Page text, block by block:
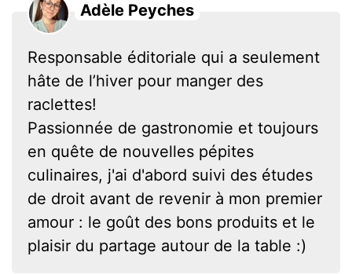
Adèle Peyches
Responsable éditoriale qui a seulement
hâte de l’hiver pour manger des
raclettes!
Passionnée de gastronomie et toujours
en quête de nouvelles pépites
culinaires, j'ai d'abord suivi des études
de droit avant de revenir à mon premier
amour : le goût des bons produits et le
plaisir du partage autour de la table :)